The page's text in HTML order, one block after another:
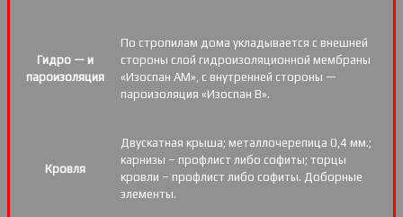
Гидро — и
пароизоляция
По стропилам дома укладывается с внешней
стороны слой гидроизоляционной мембраны
«Изоспан АМ», с внутренней стороны —
пароизоляция «Изоспан B».
Кровля
Двускатная крыша; металлочерепица 0,4 мм.;
карнизы – профлист либо софиты; торцы
кровли – профлист либо софиты. Доборные
элементы.